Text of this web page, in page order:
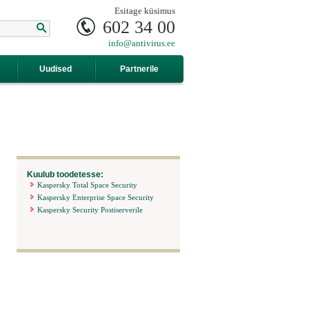
Esitage küsimus
602 34 00
info@antivirus.ee
Uudised Partnerile
Kuulub toodetesse:
Kaspersky Total Space Security
Kaspersky Enterprise Space Security
Kaspersky Security Postiserverile